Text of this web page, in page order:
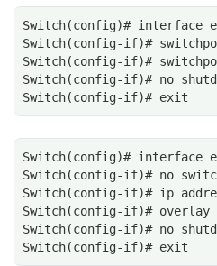
Switch(config)# interface
Switch(config-if)#
Switch(config-if)#
Switch(config-if)# no
Switch(config-if)# exit
Switch(config)# interface
Switch(config-if)# no
Switch(config-if)# ip
Switch(config-if)# overlay
Switch(config-if)# no
Switch(config-if)# exit